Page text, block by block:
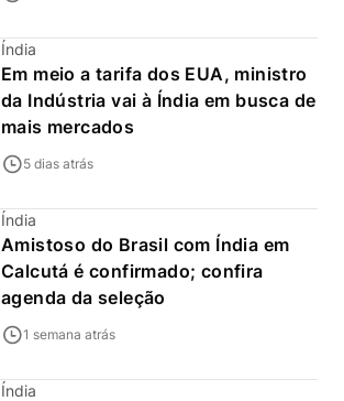
Índia
Em meio a tarifa dos EUA, ministro
da Indústria vai à Índia em busca de
mais mercados
5 dias atrás
Índia
Amistoso do Brasil com Índia em
Calcutá é confirmado; confira
agenda da seleção
1 semana atrás
Índia